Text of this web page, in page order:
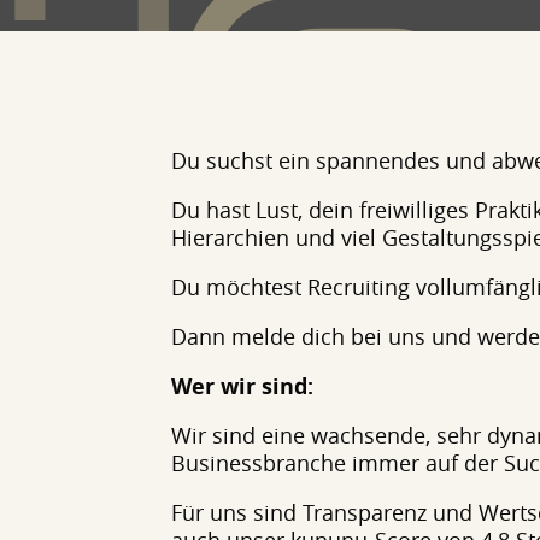
Du suchst ein spannendes und
Du hast Lust, dein freiwilliges
Hierarchien und viel
Du möchtest Recruiting
Dann melde dich bei uns und
Wer wir sind:
Wir sind eine wachsende, sehr
Businessbranche immer auf der
Für uns sind Transparenz und